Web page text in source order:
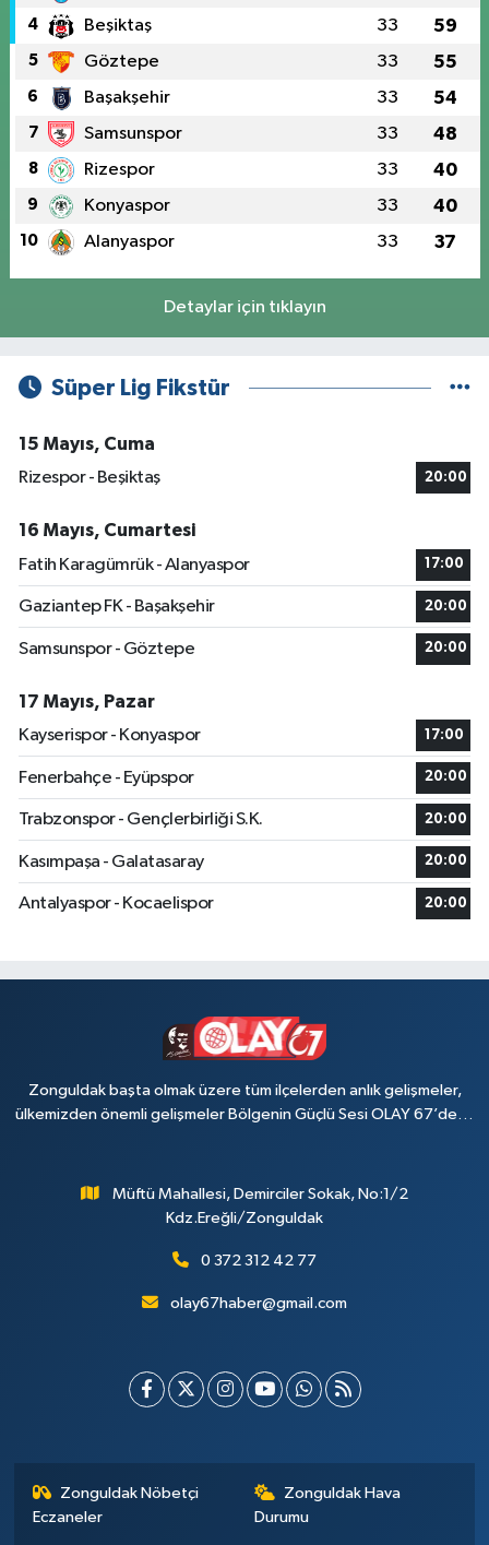
4 Beşiktaş 33 59
5 Göztepe 33 55
6 Başakşehir 33 54
7 Samsunspor 33 48
8 Rizespor 33 40
9 Konyaspor 33 40
10 Alanyaspor 33 37
Detaylar için tıklayın
Süper Lig Fikstür
15 Mayıs, Cuma
Rizespor - Beşiktaş
20:00
16 Mayıs, Cumartesi
Fatih Karagümrük - Alanyaspor
17:00
Gaziantep FK - Başakşehir 20:00
Samsunspor - Göztepe 20:00
17 Mayıs, Pazar
Kayserispor - Konyaspor
17:00
Fenerbahçe - Eyüpspor 20:00
Trabzonspor - Gençlerbirliği S.K. 20:00
Kasımpaşa - Galatasaray 20:00
Antalyaspor - Kocaelispor 20:00
Zonguldak başta olmak üzere tüm ilçelerden anlık gelişmeler,
ülkemizden önemli gelişmeler Bölgenin Güçlü Sesi OLAY 67’de…
Müftü Mahallesi, Demirciler Sokak, No:1/2
Kdz.Ereğli/Zonguldak
0 372 312 42 77
olay67haber@gmail.com
Zonguldak Nöbetçi
Eczaneler
Zonguldak Hava
Durumu